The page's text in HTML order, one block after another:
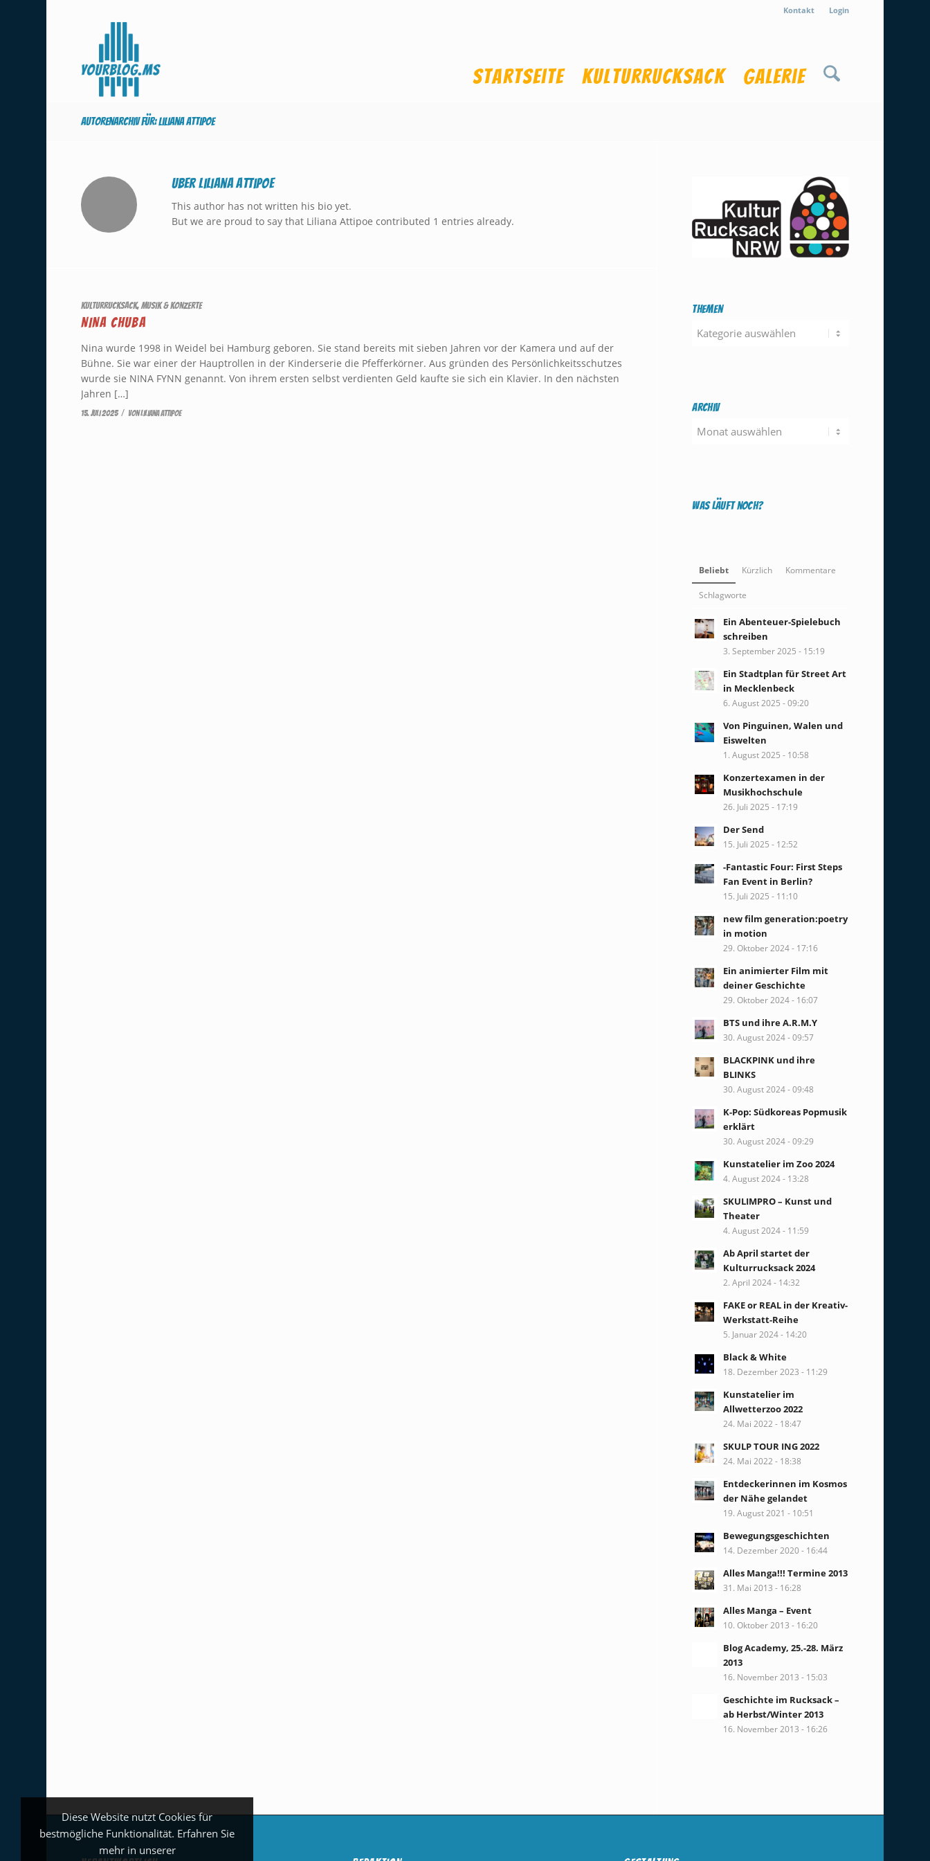
Kontakt Login
Startseite Kulturrucksack Galerie
Autorenarchiv für: Liliana Attipoe
ÜberLiliana Attipoe
This author has not written his bio yet.
But we are proud to say that Liliana Attipoe contributed 1 entries already.
Kulturrucksack,Musik & Konzerte
NINA CHUBA
Nina wurde 1998 in Weidel bei Hamburg geboren. Sie stand bereits mit sieben Jahren vor der Kamera und auf der
Bühne. Sie war einer der Hauptrollen in der Kinderserie die Pfefferkörner. Aus gründen des Persönlichkeitsschutzes
wurde sie NINA FYNN genannt. Von ihrem ersten selbst verdienten Geld kaufte sie sich ein Klavier. In den nächsten
Jahren […]
15. Juli 2025 / vonLiliana Attipoe
Themen
Themen
Archiv
Was läuft noch?
Beliebt Kürzlich Kommentare
Schlagworte
Ein Abenteuer-Spielebuch
schreiben
3. September 2025 - 15:19
Ein Stadtplan für Street Art
in Mecklenbeck
6. August 2025 - 09:20
Von Pinguinen, Walen und
Eiswelten
1. August 2025 - 10:58
Konzertexamen in der
Musikhochschule
26. Juli 2025 - 17:19
Der Send
15. Juli 2025 - 12:52
-Fantastic Four: First Steps
Fan Event in Berlin?
15. Juli 2025 - 11:10
new film generation:poetry
in motion
29. Oktober 2024 - 17:16
Ein animierter Film mit
deiner Geschichte
29. Oktober 2024 - 16:07
BTS und ihre A.R.M.Y
30. August 2024 - 09:57
BLACKPINK und ihre
BLINKS
30. August 2024 - 09:48
K-Pop: Südkoreas Popmusik
erklärt
30. August 2024 - 09:29
Kunstatelier im Zoo 2024
4. August 2024 - 13:28
SKULIMPRO – Kunst und
Theater
4. August 2024 - 11:59
Ab April startet der
Kulturrucksack 2024
2. April 2024 - 14:32
FAKE or REAL in der Kreativ-
Werkstatt-Reihe
5. Januar 2024 - 14:20
Black & White
18. Dezember 2023 - 11:29
Kunstatelier im
Allwetterzoo 2022
24. Mai 2022 - 18:47
SKULP TOUR ING 2022
24. Mai 2022 - 18:38
Entdeckerinnen im Kosmos
der Nähe gelandet
19. August 2021 - 10:51
Bewegungsgeschichten
14. Dezember 2020 - 16:44
Alles Manga!!! Termine 2013
31. Mai 2013 - 16:28
Alles Manga – Event
10. Oktober 2013 - 16:20
Blog Academy, 25.-28. März
2013
16. November 2013 - 15:03
Geschichte im Rucksack –
ab Herbst/Winter 2013
16. November 2013 - 16:26
Diese Website nutzt Cookies für
bestmögliche Funktionalität. Erfahren Sie
mehr in unserer